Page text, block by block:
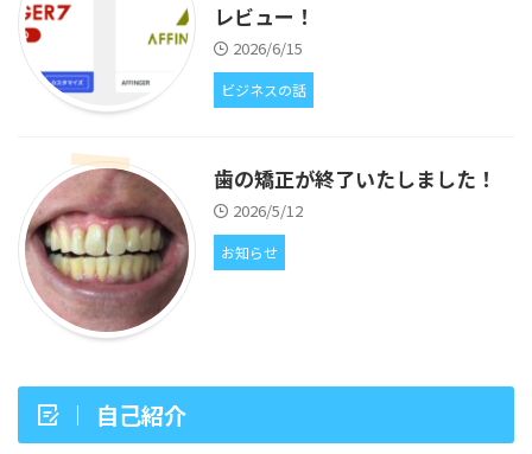
レビュー！
2026/6/15
ビジネスの話
歯の矯正が終了いたしました！
2026/5/12
お知らせ
自己紹介